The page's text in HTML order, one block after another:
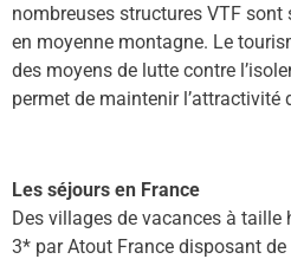
nombreuses structures VTF
en moyenne montagne. Le
des moyens de lutte contre
permet de maintenir l’attractivité
Les séjours en France
Des villages de vacances à
3* par Atout France disposant